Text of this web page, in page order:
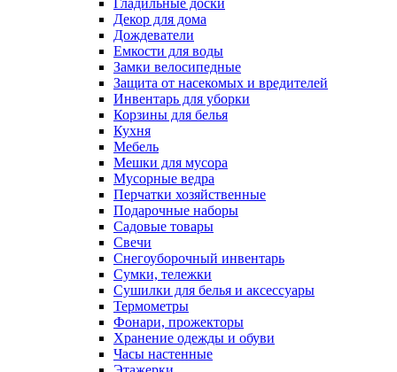
Декор для дома
Дождеватели
Емкости для воды
Замки велосипедные
Защита от насекомых и вредителей
Инвентарь для уборки
Корзины для белья
Кухня
Мебель
Мешки для мусора
Мусорные ведра
Перчатки хозяйственные
Подарочные наборы
Садовые товары
Свечи
Снегоуборочный инвентарь
Сумки, тележки
Сушилки для белья и аксессуары
Термометры
Фонари, прожекторы
Хранение одежды и обуви
Часы настенные